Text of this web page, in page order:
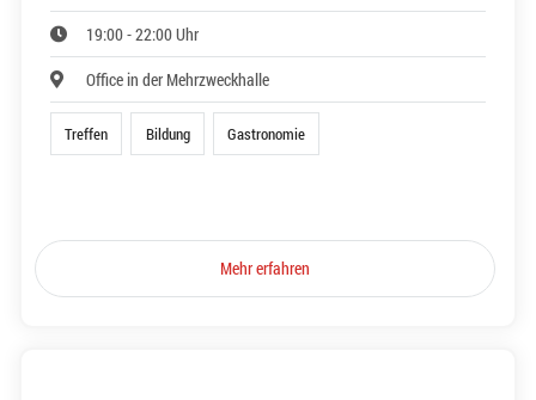
19:00 - 22:00 Uhr
Office in der Mehrzweckhalle
Treffen Bildung Gastronomie
Mehr erfahren